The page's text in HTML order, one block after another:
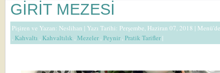
GİRİT MEZESİ
Pişiren ve Yazan: Neslihan | Yazı Tarihi: Perşembe, Haziran 07, 2018 |
, Kahvaltı , Kahvaltılık ,Mezeler,Peynir,Pratik Tarifler|